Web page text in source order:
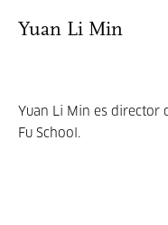
Yuan Li Min
Yuan Li Min es director
Fu School.